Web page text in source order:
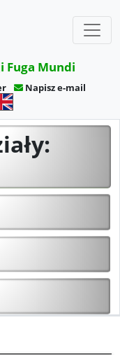
×
Fuga Mundi
Napisz e-mail